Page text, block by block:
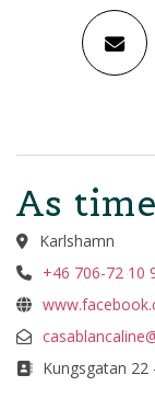
As
Karlshamn
+46 706-72 10
Kungsgatan 22